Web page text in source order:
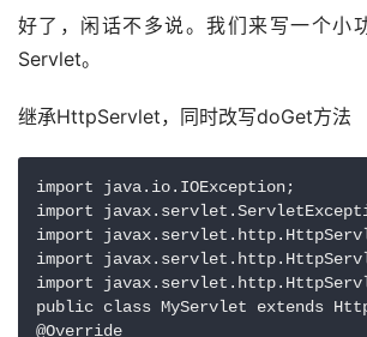
好了，闲话不多说。我们来写一个小
Servlet。
继承HttpServlet，同时改写doGet方法
import java.io.IOException;
import
import
import
import
public class MyServlet extends
@Override